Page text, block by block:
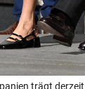
trägt